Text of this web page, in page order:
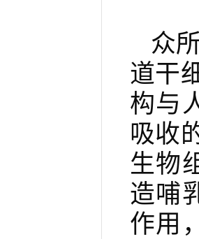
众
道干
构与
吸收
生物
造哺
作用